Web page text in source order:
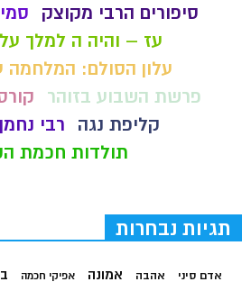
סיפורים הרבי מקוצק
עז – והיה ה למלך
עלון הסולם: המלחמה
פרשת השבוע בזוהר
קליפת נגה
רבי
תולדות חכמת
תגיות נבחרות
אדם סיני אהבה אמונה אפיקי חכמה